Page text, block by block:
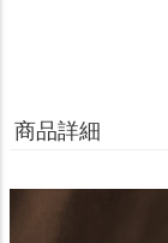
商品詳細